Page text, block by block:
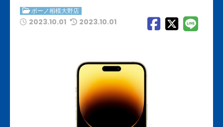
ボーノ相模大野店
2023.10.01 2023.10.01